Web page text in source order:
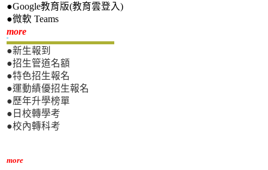
●Google教育版(教育雲登入)
●微軟 Teams
more新生專區
●新生報到
●招生管道名額
●特色招生報名
●運動績優招生報名
●歷年升學榜單
●日校轉學考
●校內轉科考
more